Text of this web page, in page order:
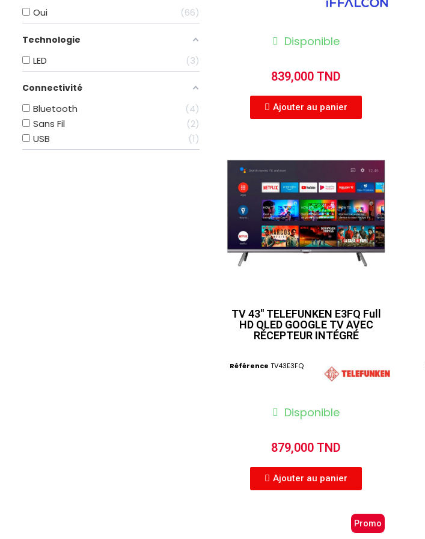
Oui 66
Technologie
LED 3
Connectivité
Bluetooth
4
Sans Fil
2
USB
1
Disponible
839,000 TND
Ajouter au panier
TV 43" TELEFUNKEN E3FQ Full
HD QLED GOOGLE TV AVEC
RÉCEPTEUR INTÉGRÉ
Référence TV43E3FQ
Disponible
879,000 TND
Ajouter au panier
Promo